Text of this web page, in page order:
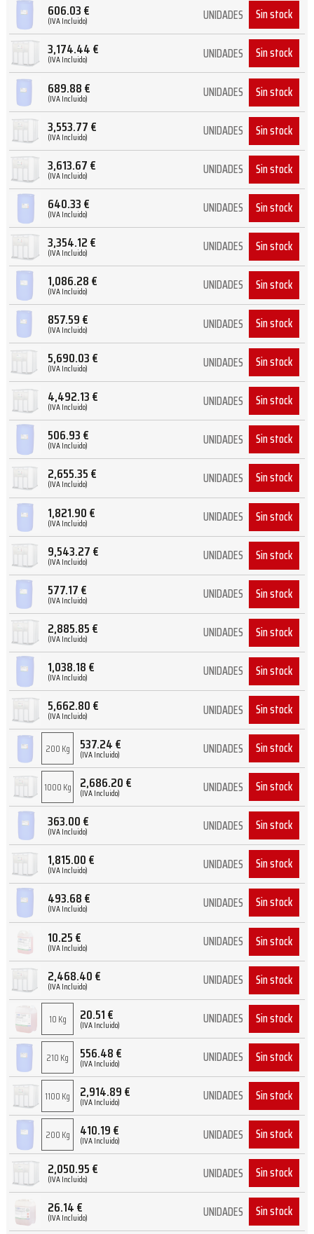
606.03€
(IVA Incluido) UNIDADES Sin stock
3,174.44€
(IVA Incluido) UNIDADES Sin stock
689.88€
(IVA Incluido) UNIDADES Sin stock
3,553.77€
(IVA Incluido) UNIDADES Sin stock
3,613.67€
(IVA Incluido) UNIDADES Sin stock
640.33€
(IVA Incluido) UNIDADES Sin stock
3,354.12€
(IVA Incluido) UNIDADES Sin stock
1,086.28€
(IVA Incluido) UNIDADES Sin stock
857.59€
(IVA Incluido) UNIDADES Sin stock
5,690.03€
(IVA Incluido) UNIDADES Sin stock
4,492.13€
(IVA Incluido) UNIDADES Sin stock
506.93€
(IVA Incluido) UNIDADES Sin stock
2,655.35€
(IVA Incluido) UNIDADES Sin stock
1,821.90€
(IVA Incluido) UNIDADES Sin stock
9,543.27€
(IVA Incluido) UNIDADES Sin stock
577.17€
(IVA Incluido) UNIDADES Sin stock
2,885.85€
(IVA Incluido) UNIDADES Sin stock
1,038.18€
(IVA Incluido) UNIDADES Sin stock
5,662.80€
(IVA Incluido) UNIDADES Sin stock
200 Kg 537.24€
(IVA Incluido) UNIDADES Sin stock
1000 Kg 2,686.20€
(IVA Incluido) UNIDADES Sin stock
363.00€
(IVA Incluido) UNIDADES Sin stock
1,815.00€
(IVA Incluido) UNIDADES Sin stock
493.68€
(IVA Incluido) UNIDADES Sin stock
10.25€
(IVA Incluido) UNIDADES Sin stock
2,468.40€
(IVA Incluido) UNIDADES Sin stock
10 Kg 20.51€
(IVA Incluido) UNIDADES Sin stock
210 Kg 556.48€
(IVA Incluido) UNIDADES Sin stock
1100 Kg 2,914.89€
(IVA Incluido) UNIDADES Sin stock
200 Kg 410.19€
(IVA Incluido) UNIDADES Sin stock
2,050.95€
(IVA Incluido) UNIDADES Sin stock
26.14€
(IVA Incluido) UNIDADES Sin stock